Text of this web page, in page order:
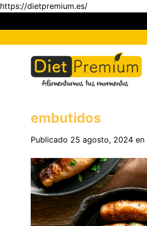
https://dietpremium.es/
al
contenido
embutidos
Publicado 25 agosto, 2024 en